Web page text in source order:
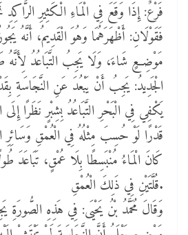
فَرْعٌ: إِذَا وَقَعَ فِي الْمَاءِ الْكَثِيرِ
فَقَوْلَانِ: أَظْهَرَهُمَا وَهُوَ الْقَدِيمُ، أَنَّهُ
مَوْضِعٍ شَاءَ، وَلَا يَجِبُ التَّبَاعُدُ لِأَنَّهُ
الْجَدِيدُ: يَجِبُ أَنْ يَبْعُدَ عَنِ النَّجَاسَةِ
يَكْفِي فِي الْبَحْرِ التَّبَاعُدُ بِشِبْرٍ نَظَرًا
قَدْرًا لَوْ حُسِبَ مِثْلُهُ فِي الْعُمْقِ وَسَائِرِ
كَانَ الْمَاءُ مُنْبَسِطًا بِلَا عُمْقٍ، تَبَاعَدَ
قُلَّتَيْنِ فِي ذَلِكَ الْعُمْقِ.
وَقَالَ مُحَمَّدُ بْنُ يَحْيَى: فِي هَذِهِ الصُّورَةِ